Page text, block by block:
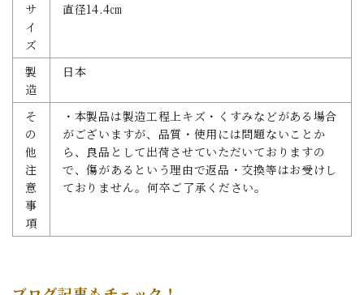
サ
イ
ズ
直径14.4㎝
製
造
日本
そ
の
他
注
意
事
項
・本製品は製造工程上キズ・くすみなどがある場合
がございますが、品質・使用には問題ないことか
ら、良品として出荷させていただいておりますの
で、傷があるという理由で返品・交換等はお受けし
ておりません。何卒ご了承ください。